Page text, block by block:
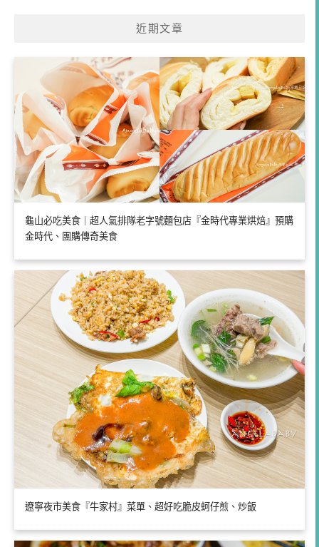
近期文章
龜山必吃美食｜超人氣排隊老字號麵包店『金時代專業烘焙』預購
金時代、團購傳奇美食
遼寧夜市美食『牛家村』菜單、超好吃脆皮蚵仔煎、炒飯